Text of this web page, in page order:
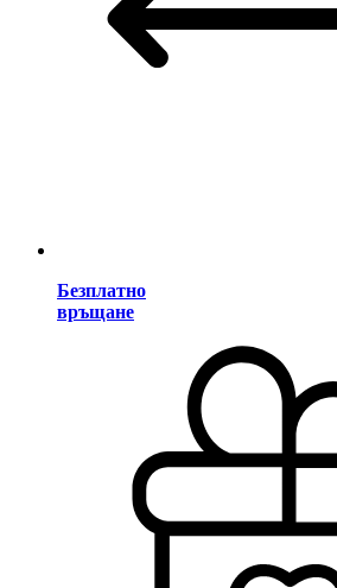
Безплатно
връщане